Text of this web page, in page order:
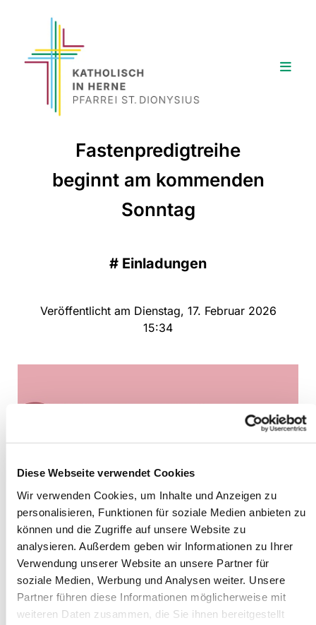
Diese Webseite verwendet Cookies
Wir verwenden Cookies, um Inhalte und Anzeigen zu
personalisieren, Funktionen für soziale Medien anbieten zu
können und die Zugriffe auf unsere Website zu
analysieren. Außerdem geben wir Informationen zu Ihrer
Verwendung unserer Website an unsere Partner für
soziale Medien, Werbung und Analysen weiter. Unsere
Partner führen diese Informationen möglicherweise mit
weiteren Daten zusammen, die Sie ihnen bereitgestellt
Fastenpredigtreihe
beginnt am kommenden
Sonntag
# Einladungen
Veröffentlicht am Dienstag, 17. Februar 2026
15:34
Fastenpredigtreihe beginnt am
kommenden Sonntag